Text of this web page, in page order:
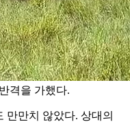
격을 가했다.
만만치 않았다. 상대의